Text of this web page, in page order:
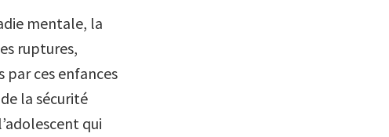
mentale, la
ruptures,
par ces enfances
la sécurité
qui